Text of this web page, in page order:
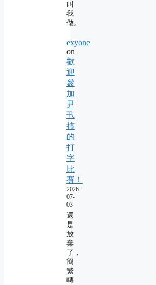
叫
我
做。
exyone
on
歡
迎
參
加
尹
卂
搞
的
打
字
比
賽！
2026-
07-
03
還
是
放
棄
了，
簡
繁
轉